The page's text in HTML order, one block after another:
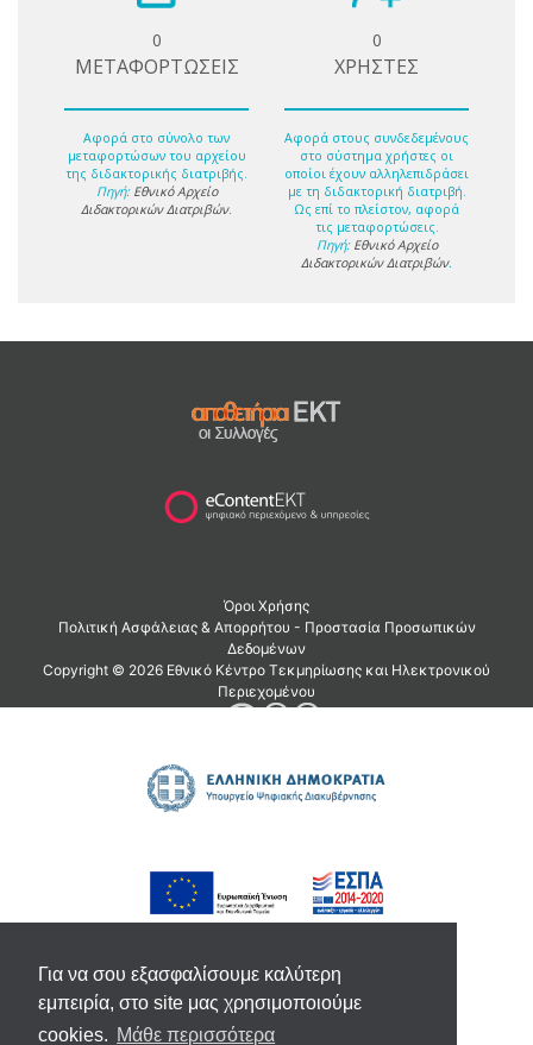
Για να σου εξασφαλίσουμε καλύτερη
εμπειρία, στο site μας χρησιμοποιούμε
cookies. Μάθε περισσότερα
0
ΜΕΤΑΦΟΡΤΩΣΕΙΣ
Αφορά στο σύνολο των
μεταφορτώσων του αρχείου
της διδακτορικής διατριβής.
Πηγή: Εθνικό Αρχείο
Διδακτορικών Διατριβών.
0
ΧΡΗΣΤΕΣ
Αφορά στους συνδεδεμένους
στο σύστημα χρήστες οι
οποίοι έχουν αλληλεπιδράσει
με τη διδακτορική διατριβή.
Ως επί το πλείστον, αφορά
τις μεταφορτώσεις.
Πηγή: Εθνικό Αρχείο
Διδακτορικών Διατριβών.